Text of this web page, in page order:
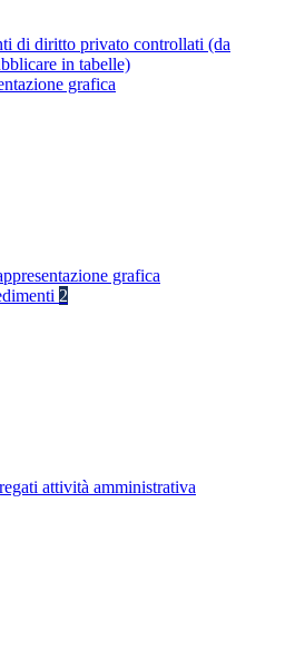
di diritto privato controllati (da
in tabelle)
grafica
grafica
2
attività amministrativa